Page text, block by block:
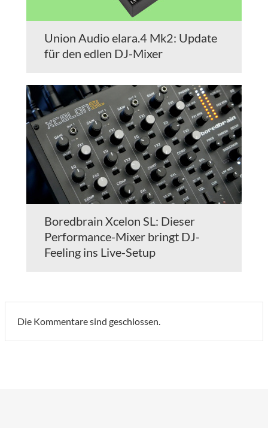
Union Audio elara.4 Mk2: Update
für den edlen DJ-Mixer
Boredbrain Xcelon SL: Dieser
Performance-Mixer bringt DJ-
Feeling ins Live-Setup
Die Kommentare sind geschlossen.